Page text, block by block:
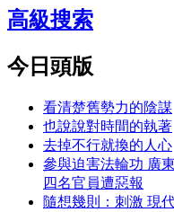
高級搜索
今日頭版
看清楚舊勢力的陰謀
也說說對時間的執著
去掉不行就換的人心
參與迫害法輪功 廣
四名官員遭惡報
隨想幾則：刺激 現